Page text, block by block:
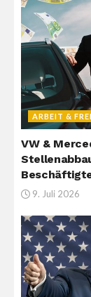
ARBEIT &
VW &
9. Juli 2026